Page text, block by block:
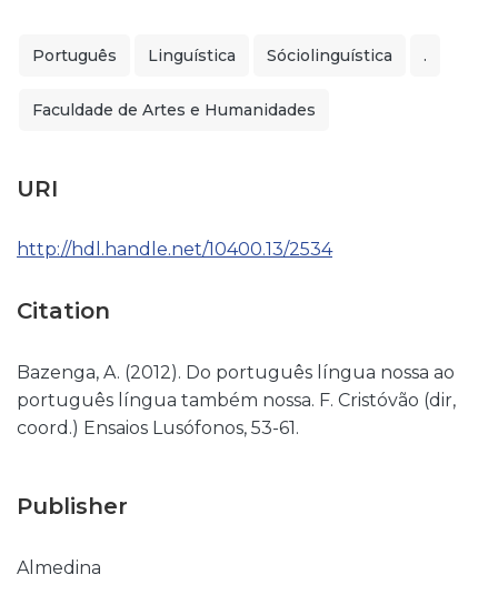
Português Linguística Sóciolinguística .
Faculdade de Artes e Humanidades
URI
http://hdl.handle.net/10400.13/2534
Citation
Bazenga, A. (2012). Do português língua nossa ao
português língua também nossa. F. Cristóvão (dir,
coord.) Ensaios Lusófonos, 53-61.
Publisher
Almedina